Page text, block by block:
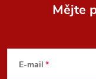
Mějte
E-mail